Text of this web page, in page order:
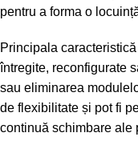
pentru a forma o
Principala
întregite, reconfigurate
sau eliminarea
de flexibilitate și pot fi
continuă schimbare ale